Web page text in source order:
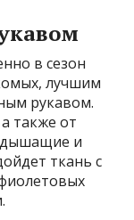
в сезон
лучшим
рукавом.
также от
дышащие и
ткань с